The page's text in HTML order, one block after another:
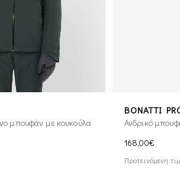
μπουφάν με κουκούλα
BONATTI
Ανδρικό
168,00€
Προτεινόμενη